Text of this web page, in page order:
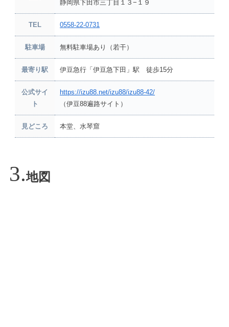
静岡県下田市三丁目１３−１９
TEL 0558-22-0731
駐車場 無料駐車場あり（若干）
最寄り駅 伊豆急行「伊豆急下田」駅 徒歩15分
公式サイ
ト
https://izu88.net/izu88/izu88-42/
（伊豆88遍路サイト）
見どころ 本堂、水琴窟
地図